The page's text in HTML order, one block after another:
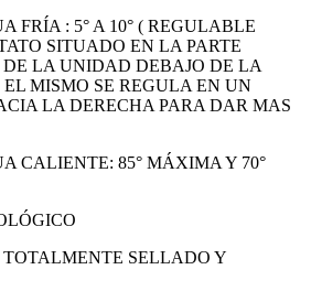
FRÍA : 5° A 10° ( REGULABLE
SITUADO EN LA PARTE
DE LA UNIDAD DEBAJO DE LA
MISMO SE REGULA EN UN
LA DERECHA PARA DAR MAS
CALIENTE: 85° MÁXIMA Y 70°
TOTALMENTE SELLADO Y